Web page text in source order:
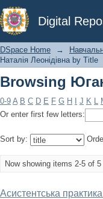
Digital
Browsing
DSpace Home →
Наталія Леонідівна by Title
Browsing
0-9 A B C D E F G H J K L
Or enter first few letters:
Sort by:
Now showing items 2-5 of 5
Асистентська